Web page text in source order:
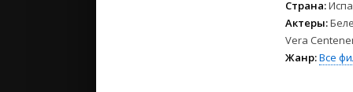
Страна:
Актеры:
Vera
Жанр:Все